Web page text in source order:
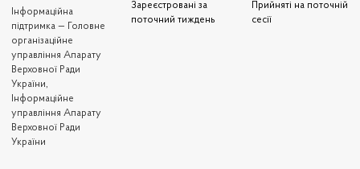
Iнформаційна
підтримка — Головне
організаційне
управління Апарату
Верховної Ради
України,
Інформаційне
управління Апарату
Верховної Ради
України
Зареєстровані за
поточний тиждень
Прийняті на поточній
сесії